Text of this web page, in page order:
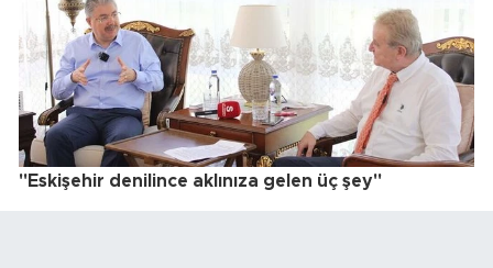
"Eskişehir denilince aklınıza gelen üç şey"